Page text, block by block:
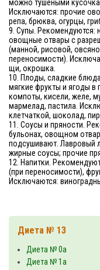
можно тушеными
Исключаются: прочие
репа, брюква, огурцы,
9. Супы. Рекомендуются:
овощные отвары с
(манной, рисовой,
переносимости).
щи, окрошка.
10. Плоды, сладкие
мягкие фрукты и ягоды в
компоты, кисели, желе,
мармелад, пастила.
клетчаткой, шоколад,
11. Соусы и пряности.
бульонах, овощном
подсушивают. Лавровый
жирные соусы; прочие
12. Напитки.
(при переносимости),
Исключаются:
Диета № 13
Диета № 0а
Диета № 1а